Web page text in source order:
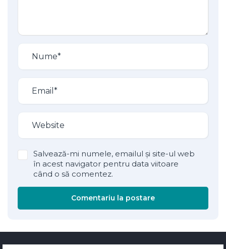
Salvează-mi numele, emailul și site-ul web
în acest navigator pentru data viitoare
când o să comentez.
Comentariu la postare